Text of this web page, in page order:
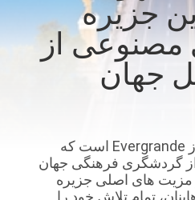
جزیره
از
جهان
جزیره HAIHUA اثری از Evergrande است که
گردشگری فرهنگی جهان
مزیت های اصلی جزیره
تمام تلاش خود را